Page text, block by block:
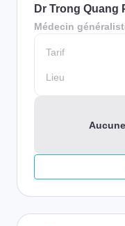
Dr Trong Quang
Médecin
Tarif
Lieu